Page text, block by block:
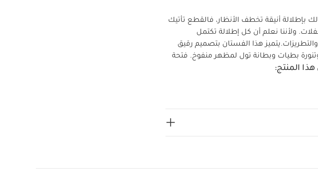
بإطلالة أنيقة تخطف الأنظار، فالقطع تأتيك
ولأننا نعلم أن كل إطلالة تكتمل
يتميز هذا الفستان بتصميم رقيق
بطيات وبطانة تول لمظهر منفوخ. فتحة
المنتج:
كيّ على الجانب